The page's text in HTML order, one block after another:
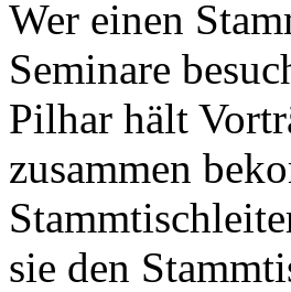
Wer einen
Seminare
Pilhar hält
zusammen
sie den